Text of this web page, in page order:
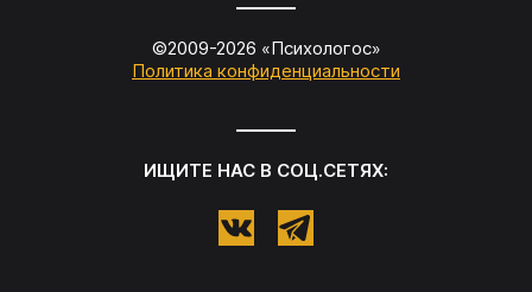
©2009-2026 «Психологос»
Политика конфиденциальности
ИЩИТЕ НАС В СОЦ.СЕТЯХ: